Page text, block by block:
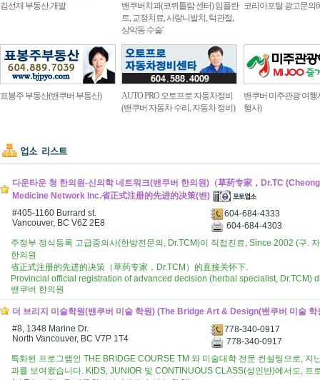
김선재 부동산.개발
밴쿠버치과(코퀴틀람 센터) 임플란
트, 교정치료, 사랑니발치, 턱관절,
상악동 수술'
코리아포탈 광고문의
표봉주 부동산(밴쿠버 부동산)
AUTO PRO 오토프로 자동차정비
(밴쿠버 자동차 수리, 자동차 정비)
밴쿠버 미주관광 여행
행사)
다운타운 청 한의원-신의학 네트워크(밴쿠버 한의원)（草药专家，Dr.TC
Medicine Network Inc.省正式注册的先进的决策(밴)
#405-1160 Burrard st.
Vancouver, BC V6Z 2E8
604-684-4333
604-684-4303
주정부 정식등록 고급중의사(한방전문의, Dr.TCM)이 직접진료, Since 2002 (구.
한의원
省正式注册的先进的决策（草药专家，Dr.TCM）的直接关怀下.
Provincial official registration of advanced decision (herbal specialist, Dr.TCM)
밴쿠버 한의원
더 브리지 미술학원(밴쿠버 미술 학원) (The Bridge Art & Design(밴쿠버 미술 학
#8, 1348 Marine Dr.
North Vancouver, BC V7P 1T4
778-340-0917
778-340-0917
특화된 프로그램인 THE BRIDGE COURSE TM 와 미술대학 전문 컨설팅으로, 지
과를 보여왔습니다. KIDS, JUNIOR 및 CONTINUOUS CLASS(성인반)에서도, 프